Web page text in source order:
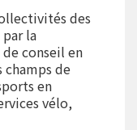
des
la
conseil en
de
en
vélo,